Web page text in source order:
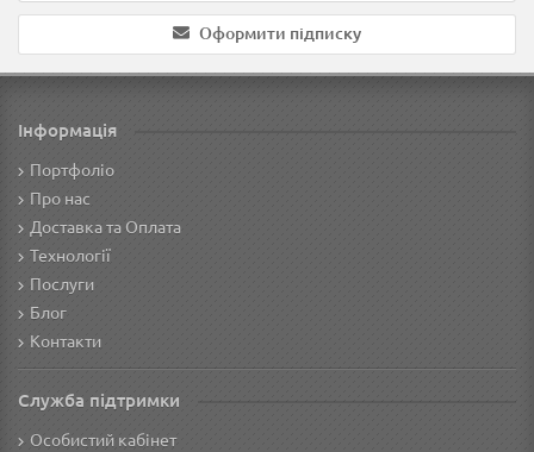
Оформити підписку
Інформація
Портфоліо
Про нас
Доставка та Оплата
Технології
Послуги
Блог
Контакти
Служба підтримки
Особистий кабінет